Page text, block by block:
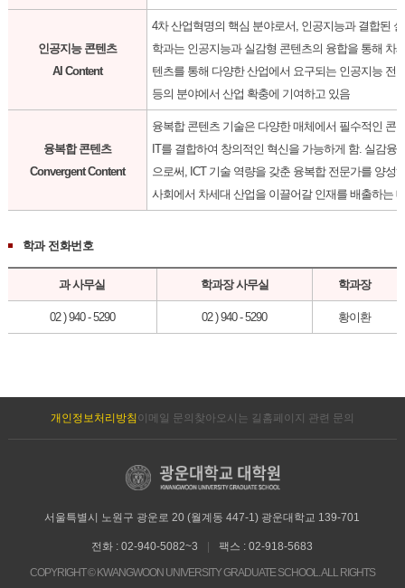
인공지능 콘텐츠
AI Content
4차 산업혁명의 핵심 분야로서, 인공지능과 결합된
학과는 인공지능과 실감형 콘텐츠의 융합을 통해 차
텐츠를 통해 다양한 산업에서 요구되는 인공지능 전
등의 분야에서 산업 확충에 기여하고 있음
융복합 콘텐츠
Convergent Content
융복합 콘텐츠 기술은 다양한 매체에서 필수적인 콘
IT를 결합하여 창의적인 혁신을 가능하게 함. 실감
으로써, ICT 기술 역량을 갖춘 융복합 전문가를 양
사회에서 차세대 산업을 이끌어갈 인재를 배출하는
학과 전화번호
과 사무실 학과장 사무실 학과장
02 ) 940 - 5290 02 ) 940 - 5290 황이환
개인정보처리방침 이메일 문의 찾아오시는 길 홈페이지 관련 문의
서울특별시 노원구 광운로 20 (월계동 447-1) 광운대학교 139-701
전화 : 02-940-5082~3 팩스 : 02-918-5683
COPYRIGHT © KWANGWOON UNIVERSITY GRADUATE SCHOOL. ALL RIGHTS